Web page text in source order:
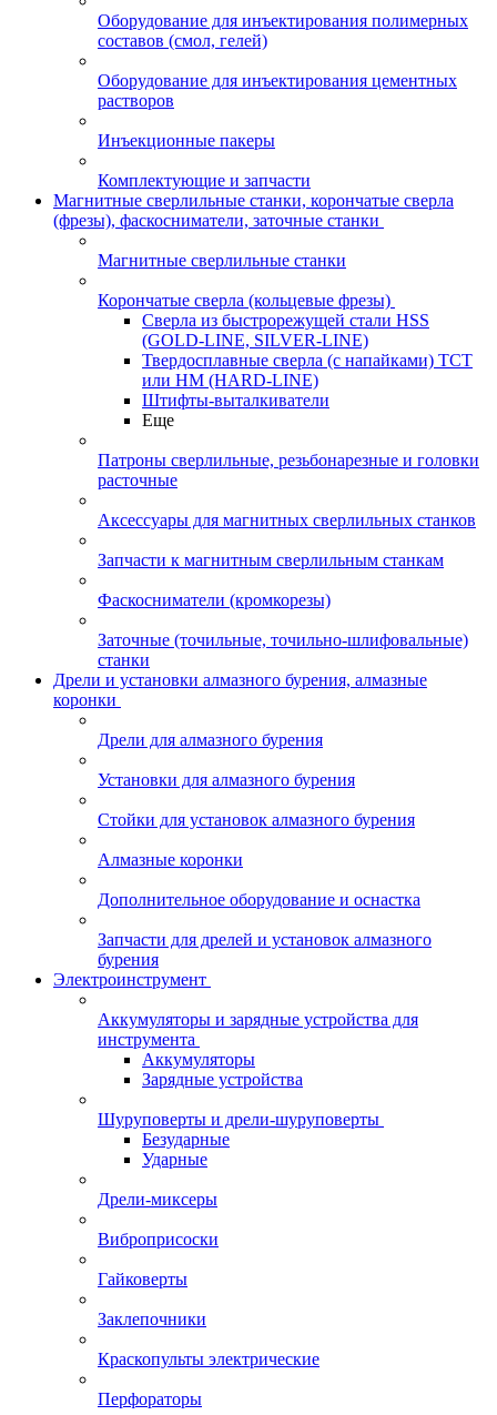
Оборудование для инъектирования полимерных
составов (смол, гелей)
Оборудование для инъектирования цементных
растворов
Инъекционные пакеры
Комплектующие и запчасти
Магнитные сверлильные станки, корончатые сверла
(фрезы), фаскосниматели, заточные станки
Магнитные сверлильные станки
Корончатые сверла (кольцевые фрезы)
Сверла из быстрорежущей стали HSS
(GOLD-LINE, SILVER-LINE)
Твердосплавные сверла (с напайками) ТСТ
или HM (HARD-LINE)
Штифты-выталкиватели
Еще
Патроны сверлильные, резьбонарезные и головки
расточные
Аксессуары для магнитных сверлильных станков
Запчасти к магнитным сверлильным станкам
Фаскосниматели (кромкорезы)
Заточные (точильные, точильно-шлифовальные)
станки
Дрели и установки алмазного бурения, алмазные
коронки
Дрели для алмазного бурения
Установки для алмазного бурения
Стойки для установок алмазного бурения
Алмазные коронки
Дополнительное оборудование и оснастка
Запчасти для дрелей и установок алмазного
бурения
Электроинструмент
Аккумуляторы и зарядные устройства для
инструмента
Аккумуляторы
Зарядные устройства
Шуруповерты и дрели-шуруповерты
Безударные
Ударные
Дрели-миксеры
Виброприсоски
Гайковерты
Заклепочники
Краскопульты электрические
Перфораторы